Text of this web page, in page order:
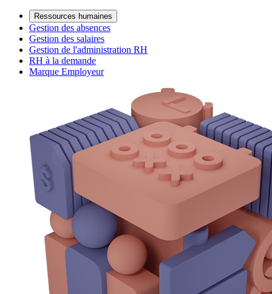
Ressources humaines
Gestion des absences
Gestion des salaires
Gestion de l'administration RH
RH à la demande
Marque Employeur